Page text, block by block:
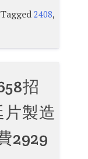
Tagged2408,
招
製造
2929